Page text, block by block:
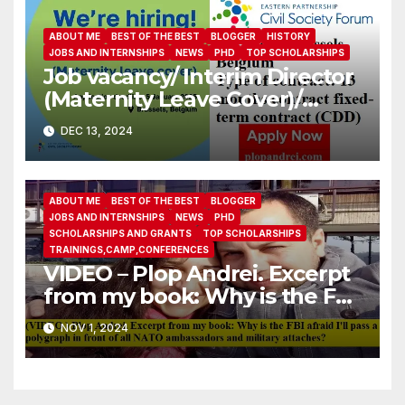
ABOUT ME BEST OF THE BEST BLOGGER
HISTORY
JOBS AND INTERNSHIPS
NEWS PHD TOP SCHOLARSHIPS
Job vacancy/ Interim Director
(Maternity Leave Cover)/
Eastern Partnership Civil
Society Forum
DEC 13, 2024
ABOUT ME BEST OF THE BEST
BLOGGER
JOBS AND INTERNSHIPS
NEWS
PHD
SCHOLARSHIPS AND GRANTS
TOP SCHOLARSHIPS
TRAININGS,CAMP,CONFERENCES
VIDEO – Plop Andrei. Excerpt
from my book: Why is the FBI
afraid I’ll pass a polygraph in
front of all NATO
ambassadors and military
NOV 1, 2024